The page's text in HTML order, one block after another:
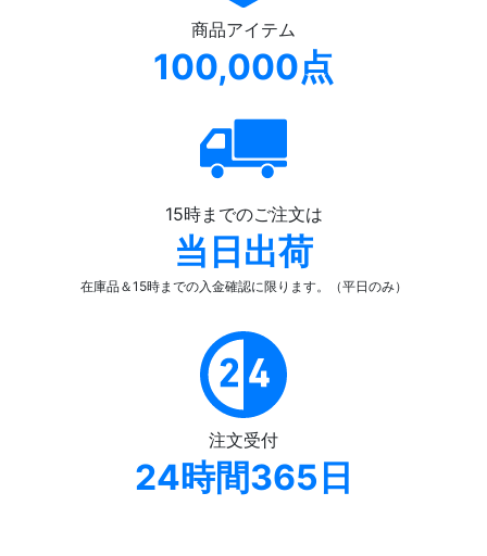
商品アイテム
100,000点
15時までのご注文は
当日出荷
在庫品＆15時までの入金確認に限ります。（平日のみ）
注文受付
24時間365日